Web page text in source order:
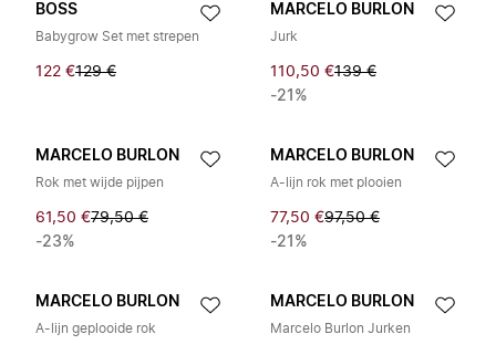
BOSS
Babygrow Set met strepen
122 €129 €
MARCELO BURLON
Jurk
110,50 €139 €
-21%
MARCELO BURLON
Rok met wijde pijpen
61,50 €79,50 €
-23%
MARCELO BURLON
A-lijn rok met plooien
77,50 €97,50 €
-21%
MARCELO BURLON
A-lijn geplooide rok
MARCELO BURLON
Marcelo Burlon Jurken